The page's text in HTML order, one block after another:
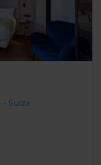
- Suiza